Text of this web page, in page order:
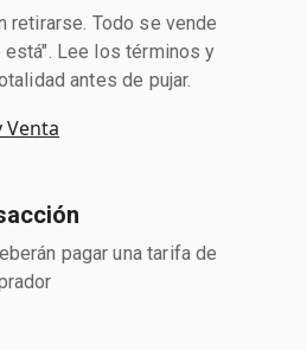
retirarse. Todo se vende
Lee los términos y
antes de pujar.
Venta
pagar una tarifa de